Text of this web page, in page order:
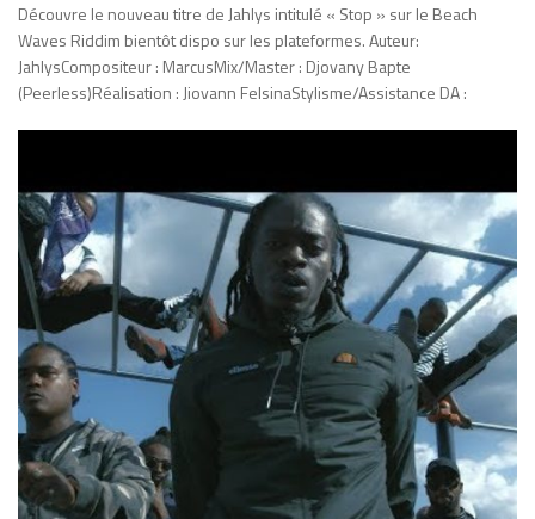
Découvre le nouveau titre de Jahlys intitulé « Stop » sur le Beach
Waves Riddim bientôt dispo sur les plateformes. Auteur:
JahlysCompositeur : MarcusMix/Master : Djovany Bapte
(Peerless)Réalisation : Jiovann FelsinaStylisme/Assistance DA :